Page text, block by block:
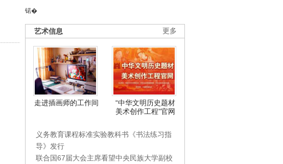
锘�
更多
艺术信息
走进插画师的工作间
“中华文明历史题材
美术创作工程”官网
义务教育课程标准实验教科书《书法练习指
导》发行
联合国67届大会主席看望中央民族大学副校